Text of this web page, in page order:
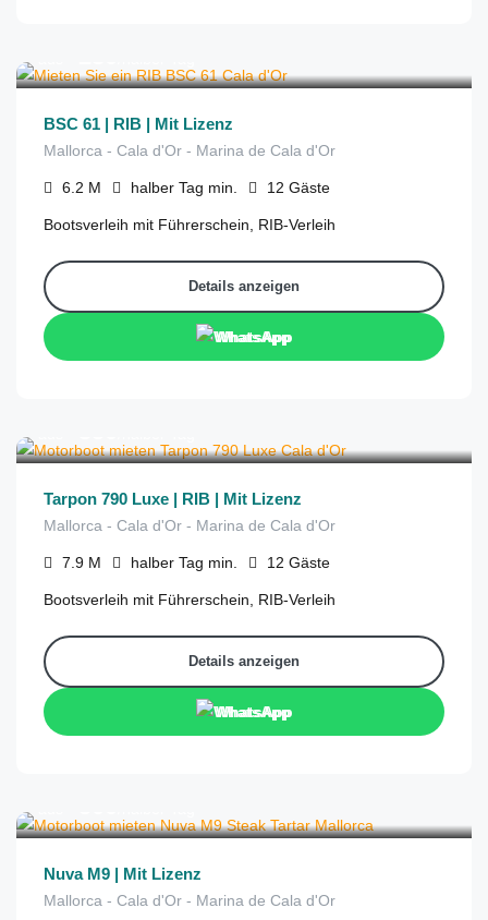
BSC 61 | RIB | Mit Lizenz
Mallorca - Cala d'Or - Marina de Cala d'Or
6.2 M halber Tag min. 12 Gäste
Bootsverleih mit Führerschein, RIB-Verleih
Details anzeigen
WhatsApp
Tarpon 790 Luxe | RIB | Mit Lizenz
Mallorca - Cala d'Or - Marina de Cala d'Or
7.9 M halber Tag min. 12 Gäste
Bootsverleih mit Führerschein, RIB-Verleih
Details anzeigen
WhatsApp
Nuva M9 | Mit Lizenz
Mallorca - Cala d'Or - Marina de Cala d'Or